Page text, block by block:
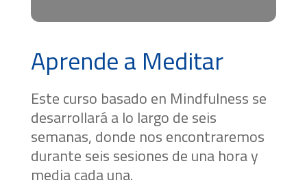
Aprende a Meditar
Este curso basado en Mindfulness se
desarrollará a lo largo de seis
semanas, donde nos encontraremos
durante seis sesiones de una hora y
media cada una.